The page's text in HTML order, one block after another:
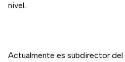
nivel.
Actualmente es subdirector del